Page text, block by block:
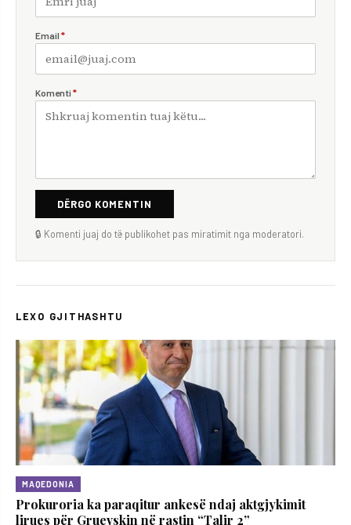
Email *
Komenti *
DËRGO KOMENTIN
🔒 Komenti juaj do të publikohet pas miratimit nga moderatori.
LEXO GJITHASHTU
MAQEDONIA
Prokuroria ka paraqitur ankesë ndaj aktgjykimit
lirues për Gruevskin në rastin “Talir 2”